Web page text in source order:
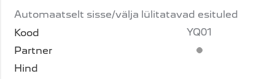
Automaatselt sisse/välja lülitatavad esituled
YQ01
Standardvarustus